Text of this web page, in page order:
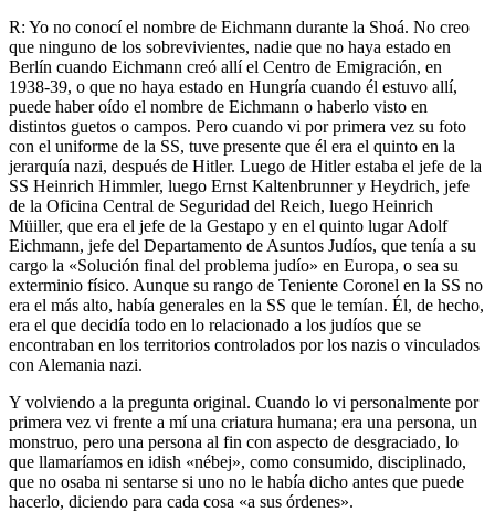
R: Yo no conocí el nombre de Eichmann durante la Shoá. No creo
que ninguno de los sobrevivientes, nadie que no haya estado en
Berlín cuando Eichmann creó allí el Centro de Emigración, en
1938-39, o que no haya estado en Hungría cuando él estuvo allí,
puede haber oído el nombre de Eichmann o haberlo visto en
distintos guetos o campos. Pero cuando vi por primera vez su foto
con el uniforme de la SS, tuve presente que él era el quinto en la
jerarquía nazi, después de Hitler. Luego de Hitler estaba el jefe de la
SS Heinrich Himmler, luego Ernst Kaltenbrunner y Heydrich, jefe
de la Oficina Central de Seguridad del Reich, luego Heinrich
Müiller, que era el jefe de la Gestapo y en el quinto lugar Adolf
Eichmann, jefe del Departamento de Asuntos Judíos, que tenía a su
cargo la «Solución final del problema judío» en Europa, o sea su
exterminio físico. Aunque su rango de Teniente Coronel en la SS no
era el más alto, había generales en la SS que le temían. Él, de hecho,
era el que decidía todo en lo relacionado a los judíos que se
encontraban en los territorios controlados por los nazis o vinculados
con Alemania nazi.
Y volviendo a la pregunta original. Cuando lo vi personalmente por
primera vez vi frente a mí una criatura humana; era una persona, un
monstruo, pero una persona al fin con aspecto de desgraciado, lo
que llamaríamos en idish «nébej», como consumido, disciplinado,
que no osaba ni sentarse si uno no le había dicho antes que puede
hacerlo, diciendo para cada cosa «a sus órdenes».